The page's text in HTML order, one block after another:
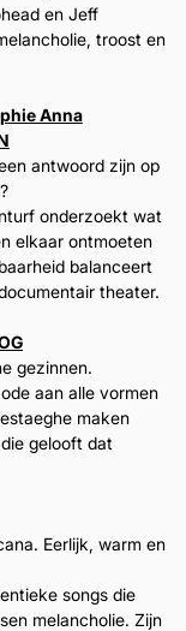
en Jeff
troost en
Anna
antwoord zijn op
onderzoekt wat
elkaar ontmoeten
balanceert
theater.
gezinnen.
aan alle vormen
maken
gelooft dat
Eerlijk, warm en
songs die
melancholie. Zijn